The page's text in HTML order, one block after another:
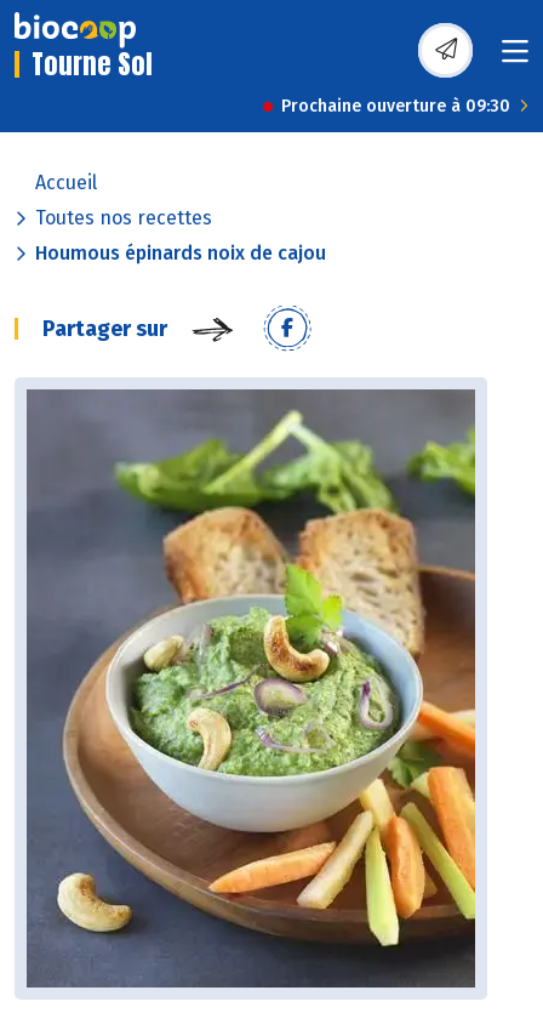
Tourne Sol
Prochaine ouverture à 09:30
Accueil
Toutes nos recettes
Houmous épinards noix de cajou
Partager sur